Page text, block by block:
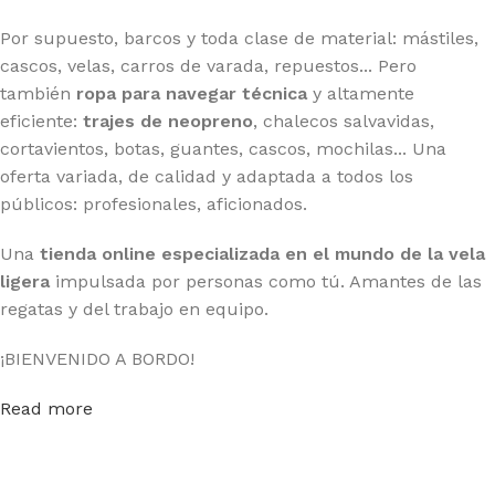
Por supuesto, barcos y toda clase de material: mástiles,
cascos, velas, carros de varada, repuestos... Pero
también ropa para navegar técnica y altamente
eficiente: trajes de neopreno, chalecos salvavidas,
cortavientos, botas, guantes, cascos, mochilas... Una
oferta variada, de calidad y adaptada a todos los
públicos: profesionales, aficionados.
Una tienda online especializada en el mundo de la vela
ligera impulsada por personas como tú. Amantes de las
regatas y del trabajo en equipo.
¡BIENVENIDO A BORDO!
Read more